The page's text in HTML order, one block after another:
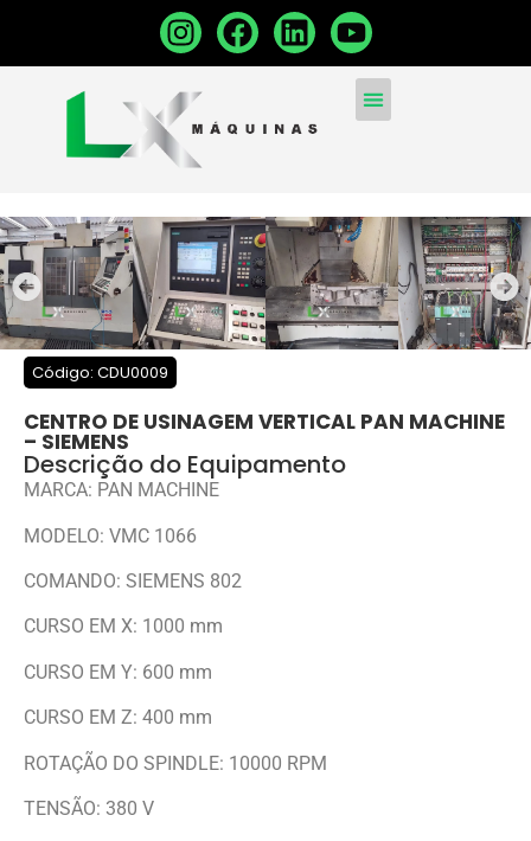
Código: CDU0009
CENTRO DE USINAGEM VERTICAL PAN MACHINE
– SIEMENS
Descrição do Equipamento
MARCA: PAN MACHINE
MODELO: VMC 1066
COMANDO: SIEMENS 802
CURSO EM X: 1000 mm
CURSO EM Y: 600 mm
CURSO EM Z: 400 mm
ROTAÇÃO DO SPINDLE: 10000 RPM
TENSÃO: 380 V